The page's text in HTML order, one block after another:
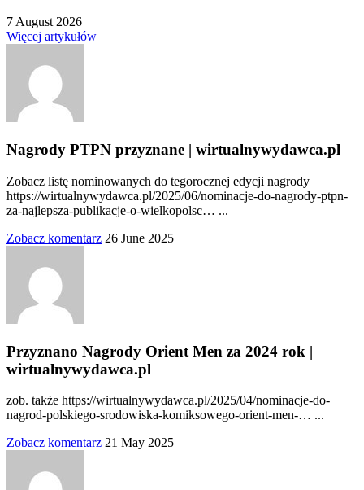
7 August 2026
Więcej artykułów
Nagrody PTPN przyznane | wirtualnywydawca.pl
Zobacz listę nominowanych do tegorocznej edycji nagrody
https://wirtualnywydawca.pl/2025/06/nominacje-do-nagrody-ptpn-
za-najlepsza-publikacje-o-wielkopolsc… ...
Zobacz komentarz 26 June 2025
Przyznano Nagrody Orient Men za 2024 rok |
wirtualnywydawca.pl
zob. także https://wirtualnywydawca.pl/2025/04/nominacje-do-
nagrod-polskiego-srodowiska-komiksowego-orient-men-… ...
Zobacz komentarz 21 May 2025